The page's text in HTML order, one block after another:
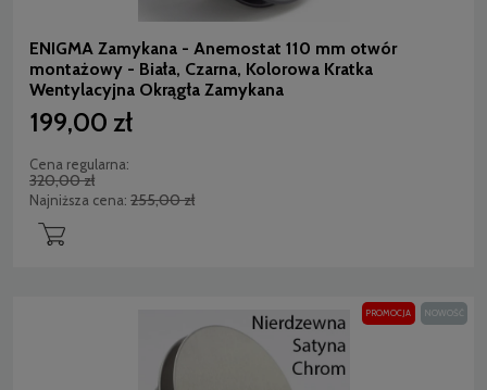
ENIGMA Zamykana - Anemostat 110 mm otwór
montażowy - Biała, Czarna, Kolorowa Kratka
Wentylacyjna Okrągła Zamykana
199,00 zł
Cena regularna:
320,00 zł
Najniższa cena: 255,00 zł
PROMOCJA NOWOŚĆ